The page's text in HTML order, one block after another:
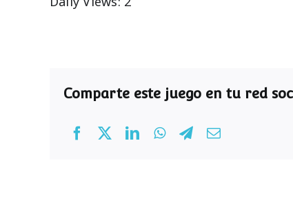
Comparte este juego en tu red